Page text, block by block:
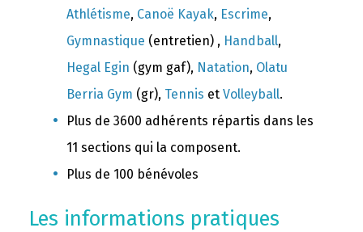
Athlétisme, Canoë Kayak, Escrime,
Gymnastique (entretien) , Handball,
Hegal Egin (gym gaf), Natation, Olatu
Berria Gym (gr), Tennis et Volleyball.
Plus de 3600 adhérents répartis dans les
11 sections qui la composent.
Plus de 100 bénévoles
Les informations pratiques